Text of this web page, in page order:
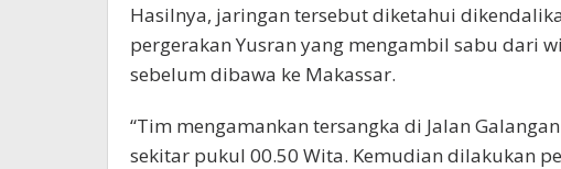
Hasilnya, jaringan tersebut diketahui
pergerakan Yusran yang mengambil sabu dari
sebelum dibawa ke Makassar.
“Tim mengamankan tersangka di Jalan
sekitar pukul 00.50 Wita. Kemudian dilakukan